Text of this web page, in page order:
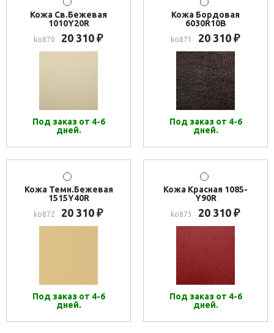
Кожа Св.Бежевая
1010Y20R
ko870 20 310 ₽
Под заказ от 4-6
дней.
Кожа Бордовая
6030R10B
ko871 20 310 ₽
Под заказ от 4-6
дней.
Кожа Темн.Бежевая
1515Y40R
ko872 20 310 ₽
Под заказ от 4-6
дней.
Кожа Красная 1085-
Y90R
ko873 20 310 ₽
Под заказ от 4-6
дней.